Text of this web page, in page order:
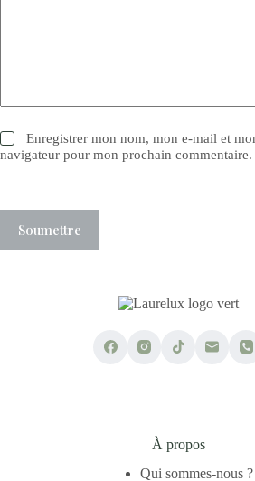
Enregistrer mon nom, mon e-mail et
navigateur pour mon prochain commentaire.
Soumettre
À propos
Qui sommes-nous ?